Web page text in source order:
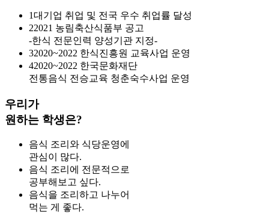
1대기업 취업 및 전국 우수 취업률 달성
22021 농림축산식품부 공고
-한식 전문인력 양성기관 지정-
32020~2022 한식진흥원 교육사업 운영
42020~2022 한국문화재단
전통음식 전승교육 청춘숙수사업 운영
우리가
원하는 학생은?
음식 조리와 식당운영에
관심이 많다.
음식 조리에 전문적으로
공부해보고 싶다.
음식을 조리하고 나누어
먹는 게 좋다.